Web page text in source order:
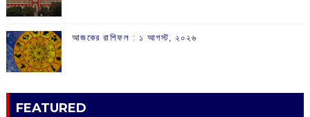
আজকের রাশিফল :‌ ‌‌১ আগস্ট, ২০২৬
FEATURED